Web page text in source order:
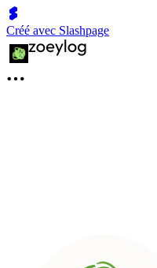
Créé avec Slashpage